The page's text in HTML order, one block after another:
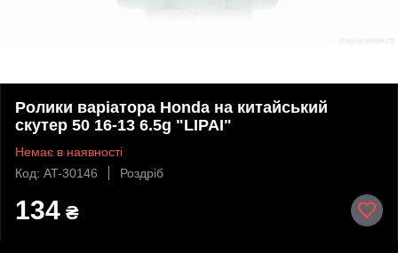
Ролики варіатора Honda на китайський
скутер 50 16-13 6.5g "LIPAI"
Немає в наявності
Код: AT-30146
Роздріб
134 ₴